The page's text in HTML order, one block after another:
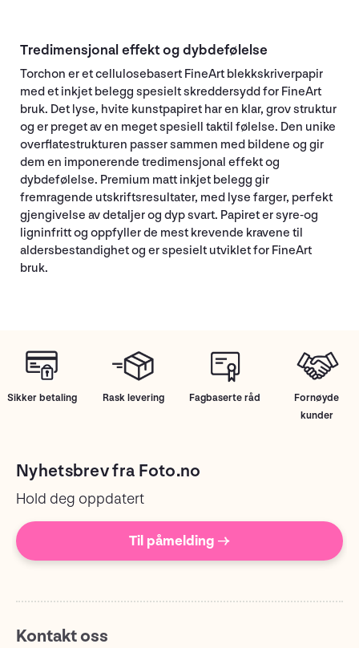
Tredimensjonal effekt og dybdefølelse
Torchon er et cellulosebasert FineArt blekkskriverpapir
med et inkjet belegg spesielt skreddersydd for FineArt
bruk. Det lyse, hvite kunstpapiret har en klar, grov struktur
og er preget av en meget spesiell taktil følelse. Den unike
overflatestrukturen passer sammen med bildene og gir
dem en imponerende tredimensjonal effekt og
dybdefølelse. Premium matt inkjet belegg gir
fremragende utskriftsresultater, med lyse farger, perfekt
gjengivelse av detaljer og dyp svart. Papiret er syre-og
ligninfritt og oppfyller de mest krevende kravene til
aldersbestandighet og er spesielt utviklet for FineArt
bruk.
Sikker betaling Rask levering Fagbaserte råd
Fornøyde
kunder
Nyhetsbrev fra Foto.no
Hold deg oppdatert
Til påmelding →
Kontakt oss